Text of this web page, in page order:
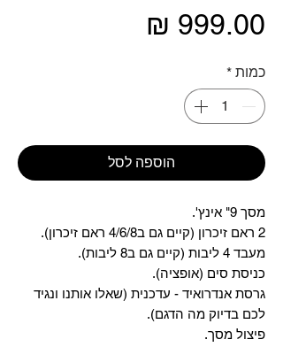
כמות *
הוספה לסל
מסך 9" אינץ'.
2 ראם זיכרון (קיים גם ב4/6/8 ראם זיכרון).
מעבד 4 ליבות (קיים גם ב8 ליבות).
כניסת סים (אופציה).
גרסת אנדרואיד - עדכנית (שאלו אותנו ונגיד
לכם בדיוק מה הדגם).
פיצול מסך.